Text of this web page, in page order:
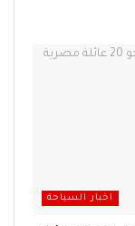
اخبار السياحة